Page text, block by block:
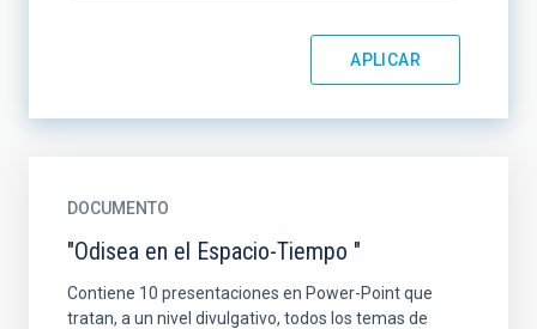
DOCUMENTO
"Odisea en el Espacio-Tiempo "
Contiene 10 presentaciones en Power-Point que
tratan, a un nivel divulgativo, todos los temas de